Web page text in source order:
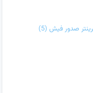
صدور فیش (5)